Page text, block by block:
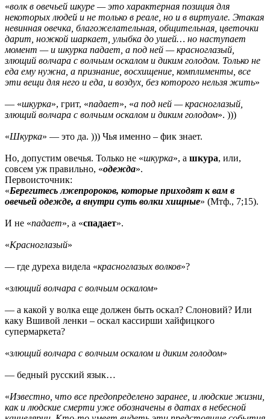
«волк в овечьей шкуре — это характерная позиция для
некоторых людей и не только в реале, но и в виртуале. Этакая
невинная овечка, благожелательная, общительная, цветочки
дарит, ножкой шаркает, улыбка до ушей… но наступает
момент — и шкурка падает, а под ней — красноглазый,
злющий волчара с волчьим оскалом и диким голодом. Только не
еда ему нужна, а признание, восхищение, комплименты, все
эти вещи для него и еда, и воздух, без которого нельзя жить»
— «шкурка», грит, «падает», «а под ней — красноглазый,
злющий волчара с волчьим оскалом и диким голодом». )))
«Шкурка» — это да. ))) Чья именно – фик знает.
Но, допустим овечья. Только не «шкурка», а шкура, или,
совсем уж правильно, «одежда».
Первоисточник:
«Берегитесь лжепророков, которые приходят к вам в
овечьей одежде, а внутри суть волки хищные» (Мтф., 7;15).
И не «падает», а «спадает».
«Красноглазый»
— где дуреха видела «красноглазых волков»?
«злющий волчара с волчьим оскалом»
— а какой у волка еще должен быть оскал? Слоновий? Или
каку Вшивой ленки – оскал кассирши хайфицкого
супермаркета?
«злющий волчара с волчьим оскалом и диким голодом»
— бедный русский язык…
«Известно, что все предопределено заранее, и людские жизни,
как и людские смерти уже обозначены в датах в небесной